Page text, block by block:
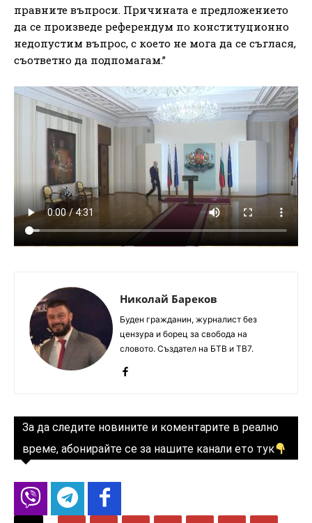
правните въпроси. Причината е предложението
да се произведе референдум по конституционно
недопустим въпрос, с което не мога да се съглася,
съответно да подпомагам.”
Николай Бареков
Буден гражданин, журналист без
цензура и борец за свобода на
словото. Създател на БТВ и ТВ7.
За да следите новините и коментарите в реално
време, абонирайте се за нашите канали ето тук